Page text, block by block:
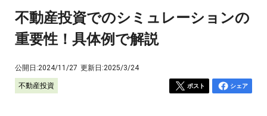
不動産投資でのシミュレーションの
重要性！具体例で解説
公開日:2024/11/27 更新日:2025/3/24
不動産投資 ポスト シェア